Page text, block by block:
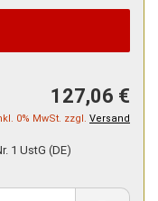
127,06 €
0% MwSt. zzgl. Versand
1 UstG (DE)